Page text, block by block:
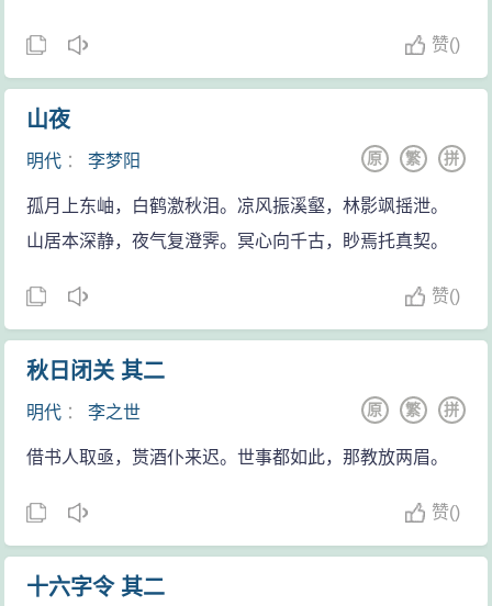
赞()
山夜
明代 ：李梦阳 拼
繁
原
孤月上东岫，白鹤激秋泪。凉风振溪壑，林影飒摇泄。
山居本深静，夜气复澄霁。冥心向千古，眇焉托真契。
赞()
秋日闭关 其二
明代 ：李之世 拼
繁
原
借书人取亟，贳酒仆来迟。世事都如此，那教放两眉。
赞()
十六字令 其二